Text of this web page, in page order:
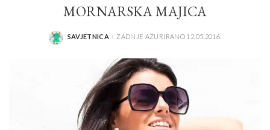
MORNARSKA MAJICA
POSTED
SAVJETNICA ZADNJE AŽURIRANO 12.05.2016.